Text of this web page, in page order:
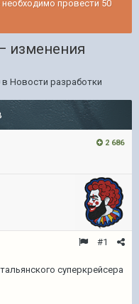
провести 50
изменения
в Новости разработки
2 686
#1
суперкрейсера